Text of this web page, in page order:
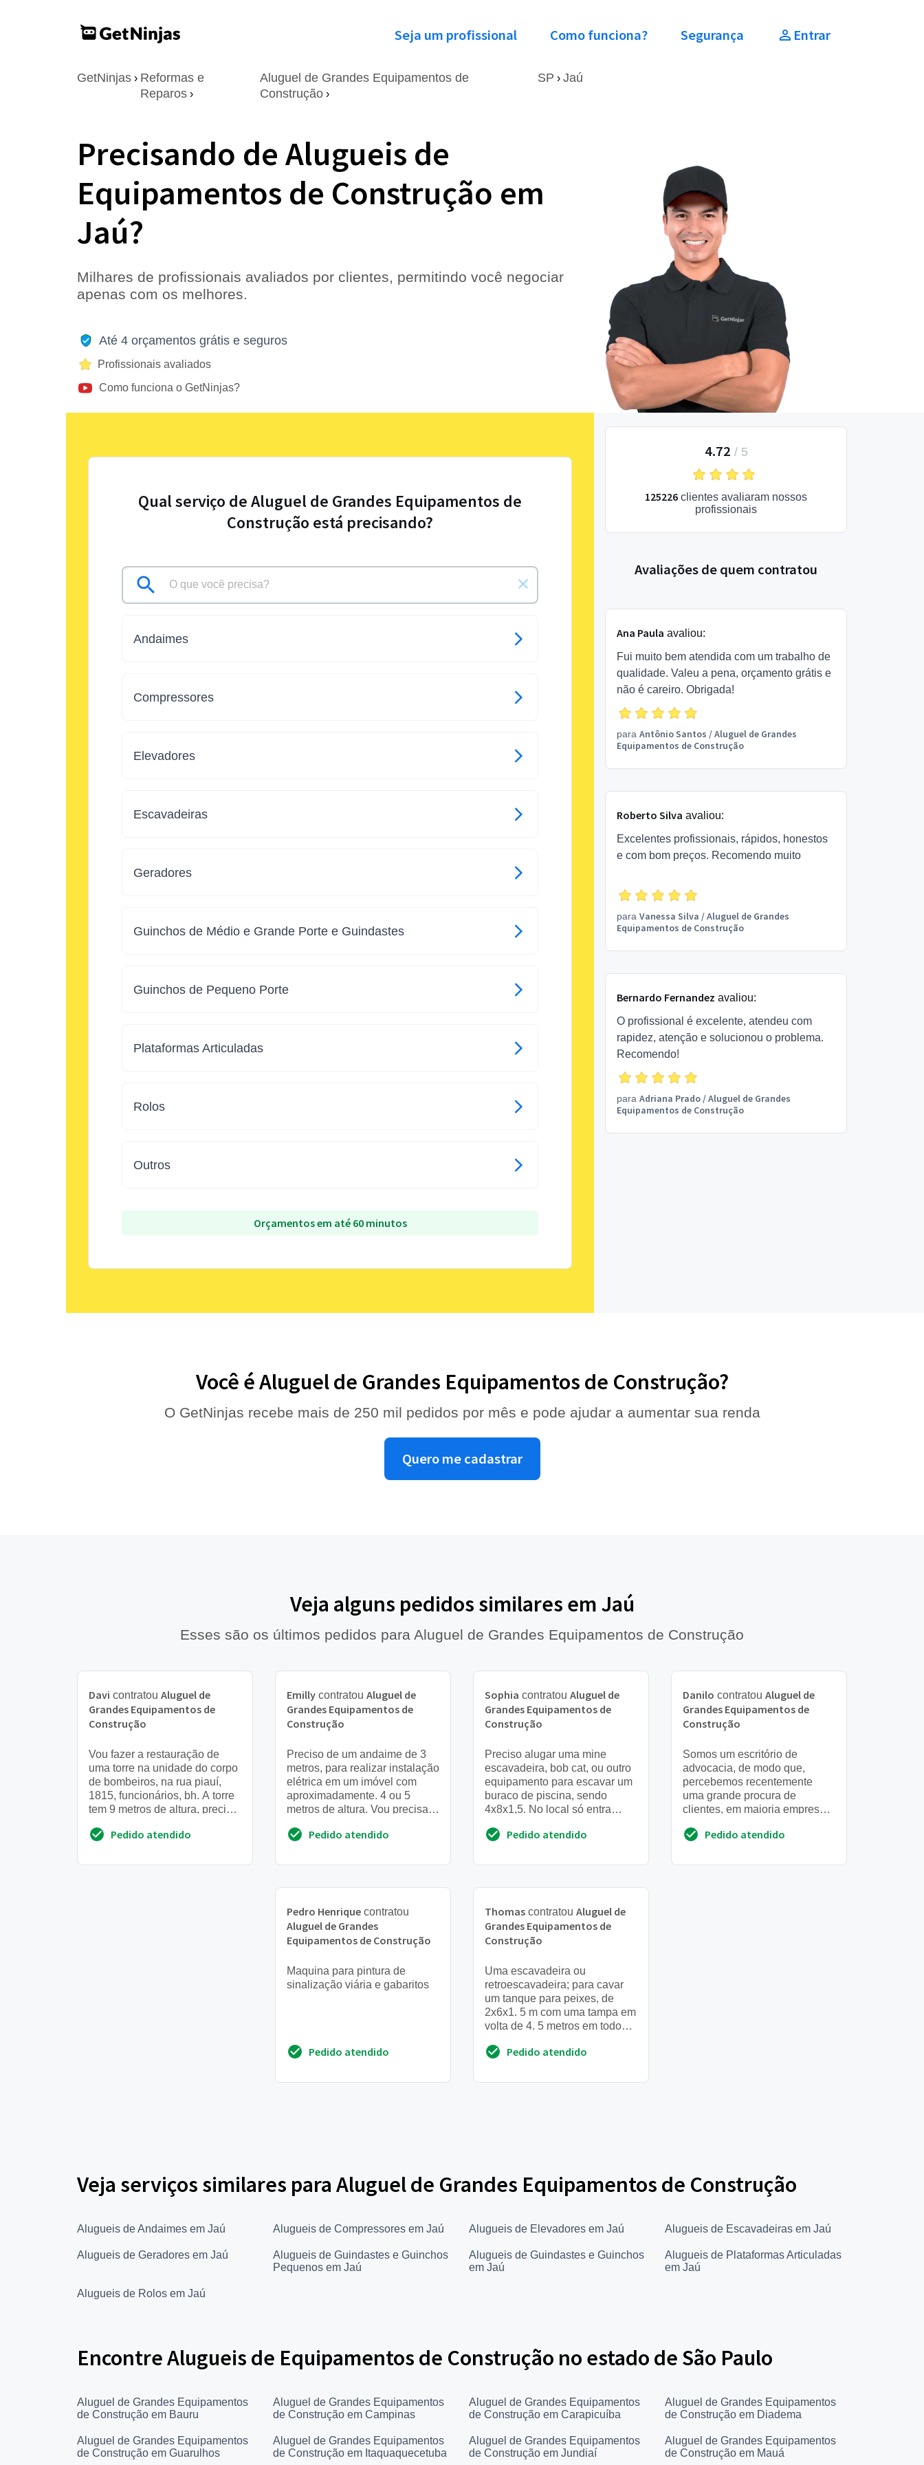
Seja um profissional Como funciona? Segurança Entrar
GetNinjas › Reformas e
Reparos ›
Aluguel de Grandes Equipamentos de
Construção ›
SP › Jaú
Precisando de Alugueis de
Equipamentos de Construção em
Jaú?
Milhares de profissionais avaliados por clientes, permitindo você negociar
apenas com os melhores.
Até 4 orçamentos grátis e seguros
Profissionais avaliados
Como funciona o GetNinjas?
Qual serviço de Aluguel de Grandes Equipamentos de
Construção está precisando?
Andaimes
Compressores
Elevadores
Escavadeiras
Geradores
Guinchos de Médio e Grande Porte e Guindastes
Guinchos de Pequeno Porte
Plataformas Articuladas
Rolos
Outros
Orçamentos em até 60 minutos
4.72 / 5
125226 clientes avaliaram nossos
profissionais
Avaliações de quem contratou
Ana Paula avaliou:
Fui muito bem atendida com um trabalho de
qualidade. Valeu a pena, orçamento grátis e
não é careiro. Obrigada!
para Antônio Santos /Aluguel de Grandes
Equipamentos de Construção
Roberto Silva avaliou:
Excelentes profissionais, rápidos, honestos
e com bom preços. Recomendo muito
para Vanessa Silva /Aluguel de Grandes
Equipamentos de Construção
Bernardo Fernandez avaliou:
O profissional é excelente, atendeu com
rapidez, atenção e solucionou o problema.
Recomendo!
para Adriana Prado/Aluguel de Grandes
Equipamentos de Construção
Você é Aluguel de Grandes Equipamentos de Construção?
O GetNinjas recebe mais de 250 mil pedidos por mês e pode ajudar a aumentar sua renda
Quero me cadastrar
Veja alguns pedidos similares em Jaú
Esses são os últimos pedidos para Aluguel de Grandes Equipamentos de Construção
Davi contratou Aluguel de
Grandes Equipamentos de
Construção
Vou fazer a restauração de
uma torre na unidade do corpo
de bombeiros, na rua piauí,
1815, funcionários, bh. A torre
tem 9 metros de altura, preciso
piso e ro...
Pedido atendido
Emilly contratou Aluguel de
Grandes Equipamentos de
Construção
Preciso de um andaime de 3
metros, para realizar instalação
elétrica em um imóvel com
aproximadamente. 4 ou 5
metros de altura. Vou precisar
1 dia de serviço
Pedido atendido
Sophia contratou Aluguel de
Grandes Equipamentos de
Construção
Preciso alugar uma mine
escavadeira, bob cat, ou outro
equipamento para escavar um
buraco de piscina, sendo
4x8x1,5. No local só entra
de alturaPedido atendido
Danilo contratou Aluguel de
Grandes Equipamentos de
Construção
Somos um escritório de
advocacia, de modo que,
percebemos recentemente
uma grande procura de
clientes, em maioria empresas
aliás, com diversos problemas,
Pedido atendido
Pedro Henrique contratou
Aluguel de Grandes
Equipamentos de Construção
Maquina para pintura de
sinalização viária e gabaritos
Pedido atendido
Thomas contratou Aluguel de
Grandes Equipamentos de
Construção
Uma escavadeira ou
retroescavadeira; para cavar
um tanque para peixes, de
2x6x1. 5 m com uma tampa em
volta de 4. 5 metros em todos
para saber se vou poder faze...
Pedido atendido
Veja serviços similares para Aluguel de Grandes Equipamentos de Construção
Alugueis de Andaimes em Jaú Alugueis de Compressores em Jaú Alugueis de Elevadores em Jaú Alugueis de Escavadeiras em Jaú
Alugueis de Geradores em Jaú
Alugueis de Guindastes e Guinchos
Pequenos em Jaú
Alugueis de Guindastes e Guinchos
em Jaú
Alugueis de Plataformas Articuladas
em Jaú
Alugueis de Rolos em Jaú
Encontre Alugueis de Equipamentos de Construção no estado de São Paulo
Aluguel de Grandes Equipamentos
de Construção em Bauru
Aluguel de Grandes Equipamentos
de Construção em Campinas
Aluguel de Grandes Equipamentos
de Construção em Carapicuíba
Aluguel de Grandes Equipamentos
de Construção em Diadema
Aluguel de Grandes Equipamentos
de Construção em Guarulhos
Aluguel de Grandes Equipamentos
de Construção em Itaquaquecetuba
Aluguel de Grandes Equipamentos
de Construção em Jundiaí
Aluguel de Grandes Equipamentos
de Construção em Mauá